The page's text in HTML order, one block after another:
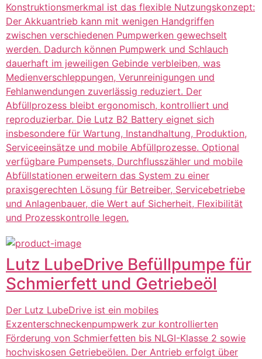
Konstruktionsmerkmal ist das flexible Nutzungskonzept:
Der Akkuantrieb kann mit wenigen Handgriffen
zwischen verschiedenen Pumpwerken gewechselt
werden. Dadurch können Pumpwerk und Schlauch
dauerhaft im jeweiligen Gebinde verbleiben, was
Medienverschleppungen, Verunreinigungen und
Fehlanwendungen zuverlässig reduziert. Der
Abfüllprozess bleibt ergonomisch, kontrolliert und
reproduzierbar. Die Lutz B2 Battery eignet sich
insbesondere für Wartung, Instandhaltung, Produktion,
Serviceeinsätze und mobile Abfüllprozesse. Optional
verfügbare Pumpensets, Durchflusszähler und mobile
Abfüllstationen erweitern das System zu einer
praxisgerechten Lösung für Betreiber, Servicebetriebe
und Anlagenbauer, die Wert auf Sicherheit, Flexibilität
und Prozesskontrolle legen.
Lutz LubeDrive Befüllpumpe für
Schmierfett und Getriebeöl
Der Lutz LubeDrive ist ein mobiles
Exzenterschneckenpumpwerk zur kontrollierten
Förderung von Schmierfetten bis NLGI-Klasse 2 sowie
hochviskosen Getriebeölen. Der Antrieb erfolgt über